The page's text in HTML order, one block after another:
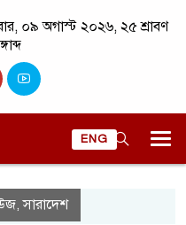
০৯ অগাস্ট ২০২৬, ২৫ শ্রাবণ
ENG
,সারাদেশ